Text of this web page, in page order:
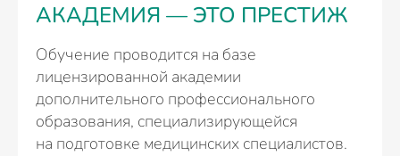
АКАДЕМИЯ — ЭТО ПРЕСТИЖ
Обучение проводится на базе
лицензированной академии
дополнительного профессионального
образования, специализирующейся
на подготовке медицинских специалистов.